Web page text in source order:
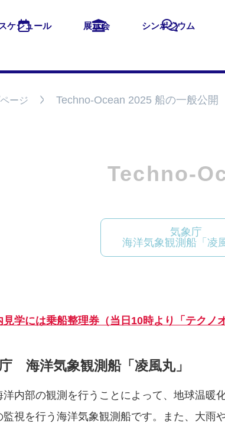
スケジュール 展示会 シンポジウム
ージ Techno-Ocean 2025 船の一般公開
Techno-
気象庁
海洋気象観測船「凌
見学には乗船整理券（当日10時より「テクノ
海洋気象観測船「凌風丸」
内部の観測を行うことによって、地球温暖
監視を行う海洋気象観測船です。また、大雨